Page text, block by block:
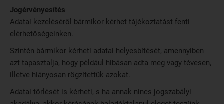
Jogérvényesítés
Adatai kezeléséről bármikor kérhet tájékoztatást fenti
elérhetőségeinken.
Szintén bármikor kérheti adatai helyesbítését, amennyiben
azt tapasztalja, hogy például hibásan adta meg vagy tévesen,
illetve hiányosan rögzítettük azokat.
Adatai törlését is kérheti, s ha annak nincs jogszabályi